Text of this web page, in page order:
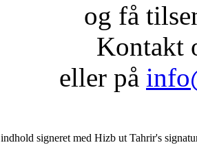
og få
Kontakt
eller på
signeret med Hizb ut Tahrir's